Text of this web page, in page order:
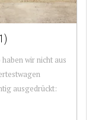
wir nicht aus
ausgedrückt: